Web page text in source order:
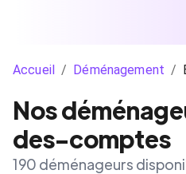
Accueil / Déménagement /
Nos
des-comptes
190 déménageurs